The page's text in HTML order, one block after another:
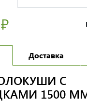
₽
Доставка
С
1500